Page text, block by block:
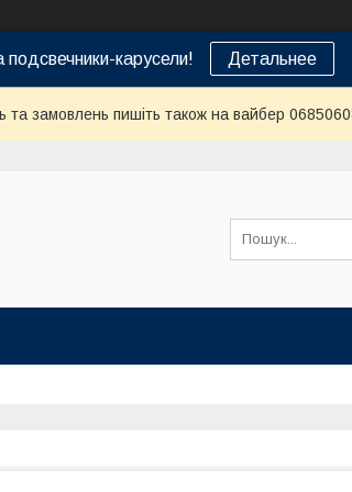
карусели! Детальнее
та замовлень пишіть також на вайбер